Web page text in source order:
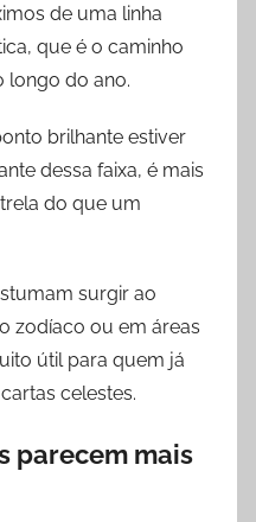
de uma linha
que é o caminho
longo do ano.
brilhante estiver
dessa faixa, é mais
do que um
surgir ao
zodíaco ou em áreas
útil para quem já
celestes.
parecem mais